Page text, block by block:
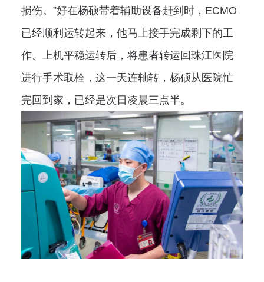
损伤。”好在杨硕带着辅助设备赶到时，ECMO
已经顺利运转起来，他马上接手完成剩下的工
作。上机平稳运转后，将患者转运回珠江医院
进行手术取栓，这一天连轴转，杨硕从医院忙
完回到家，已经是次日凌晨三点半。